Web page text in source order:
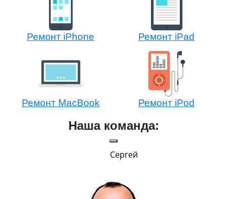
Ремонт iPhone Ремонт iPad
Ремонт MacBook Ремонт iPod
Наша команда:
Сергей